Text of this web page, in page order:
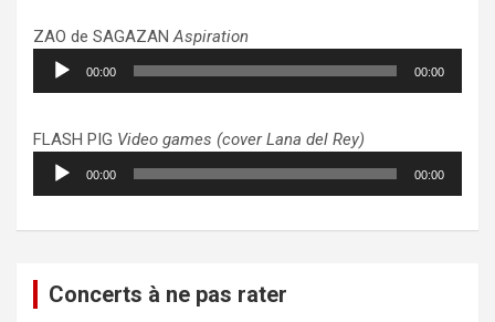
ZAO de SAGAZANAspiration
Lecteur
audio
00:00 00:00
FLASH PIG Video games (cover Lana del Rey)
Lecteur
audio
00:00 00:00
Concerts à ne pas rater